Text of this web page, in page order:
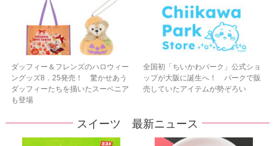
ダッフィー＆フレンズのハロウィー
ングッズ8．25発売！ 驚かせあう
ダッフィーたちを描いたスーベニア
も登場
全国初「ちいかわパーク」公式ショ
ップが大阪に誕生へ！ パークで販
売していたアイテムが勢ぞろい
スイーツ 最新ニュース